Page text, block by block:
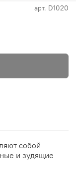
арт. D1020
собой
и зудящие